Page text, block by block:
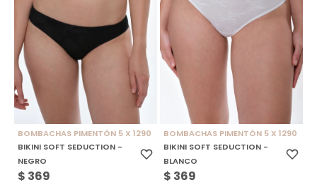
BOMBACHAS PIMENTÓN 5 X 1290
BIKINI SOFT SEDUCTION -
NEGRO
$ 369
BOMBACHAS PIMENTÓN 5 X 1290
BIKINI SOFT SEDUCTION -
BLANCO
$ 369